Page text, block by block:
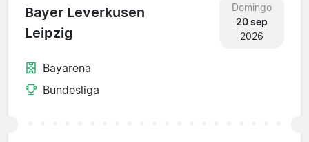
Bayer Leverkusen
Leipzig
Domingo
20 sep
2026
Bayarena
Bundesliga